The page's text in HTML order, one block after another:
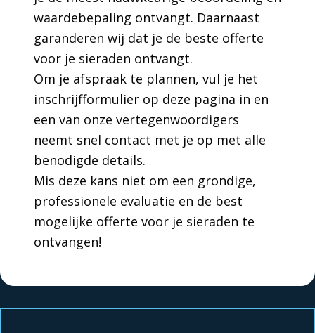
waardebepaling ontvangt. Daarnaast
garanderen wij dat je de beste offerte
voor je sieraden ontvangt.
Om je afspraak te plannen, vul je het
inschrijfformulier op deze pagina in en
een van onze vertegenwoordigers
neemt snel contact met je op met alle
benodigde details.
Mis deze kans niet om een grondige,
professionele evaluatie en de best
mogelijke offerte voor je sieraden te
ontvangen!